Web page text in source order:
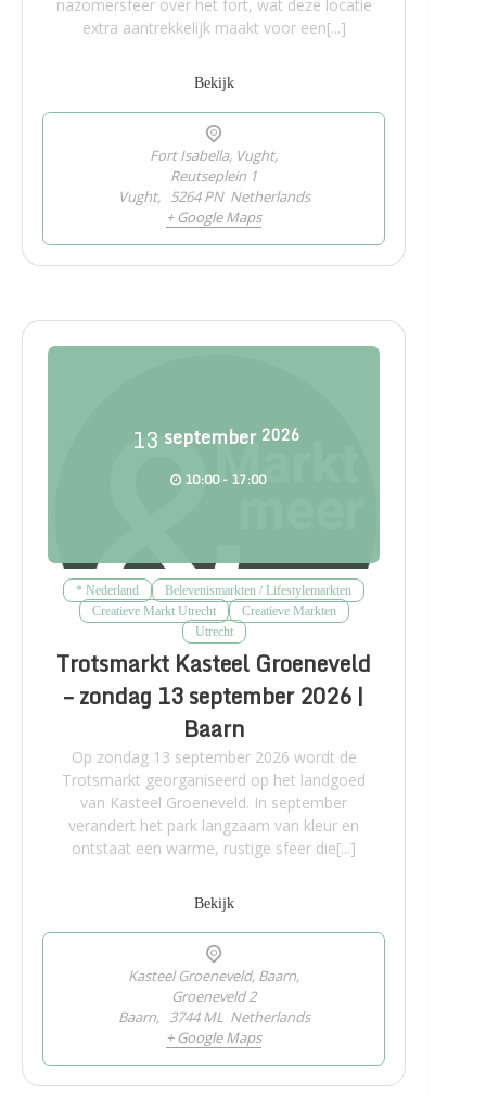
nazomersfeer over het fort, wat deze locatie
extra aantrekkelijk maakt voor een[...]
Bekijk
Fort Isabella, Vught,
Reutseplein 1
Vught, 5264 PN Netherlands
+ Google Maps
13 september 2026
10:00 - 17:00
* Nederland
Belevenismarkten / Lifestylemarkten
Creatieve Markt Utrecht
Creatieve Markten
Utrecht
Trotsmarkt Kasteel Groeneveld
– zondag 13 september 2026 |
Baarn
Op zondag 13 september 2026 wordt de
Trotsmarkt georganiseerd op het landgoed
van Kasteel Groeneveld. In september
verandert het park langzaam van kleur en
ontstaat een warme, rustige sfeer die[...]
Bekijk
Kasteel Groeneveld, Baarn,
Groeneveld 2
Baarn, 3744 ML Netherlands
+ Google Maps